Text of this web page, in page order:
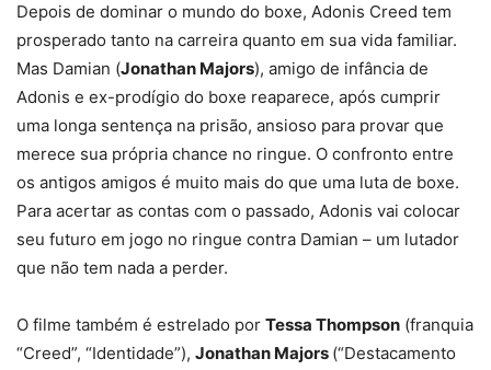
Depois de dominar o mundo do boxe, Adonis Creed tem
prosperado tanto na carreira quanto em sua vida familiar.
Mas Damian (Jonathan Majors), amigo de infância de
Adonis e ex-prodígio do boxe reaparece, após cumprir
uma longa sentença na prisão, ansioso para provar que
merece sua própria chance no ringue. O confronto entre
os antigos amigos é muito mais do que uma luta de boxe.
Para acertar as contas com o passado, Adonis vai colocar
seu futuro em jogo no ringue contra Damian – um lutador
que não tem nada a perder.
O filme também é estrelado por Tessa Thompson (franquia
“Creed”, “Identidade”), Jonathan Majors (“Destacamento